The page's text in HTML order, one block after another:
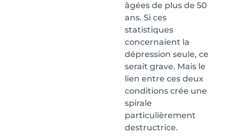
âgées de plus de 50
ans. Si ces
statistiques
concernaient la
dépression seule, ce
serait grave. Mais le
lien entre ces deux
conditions crée une
spirale
particulièrement
destructrice.